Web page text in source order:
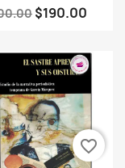
$190.00
favorite_border